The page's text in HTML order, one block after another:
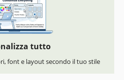
tutto
font e layout secondo il tuo stile